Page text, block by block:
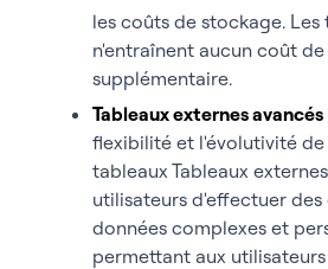
les coûts de stockage. Les
n'entraînent aucun coût
supplémentaire.
Tableaux externes avancés
flexibilité et l'évolutivité
tableaux Tableaux externes
utilisateurs d'effectuer
données complexes et
permettant aux